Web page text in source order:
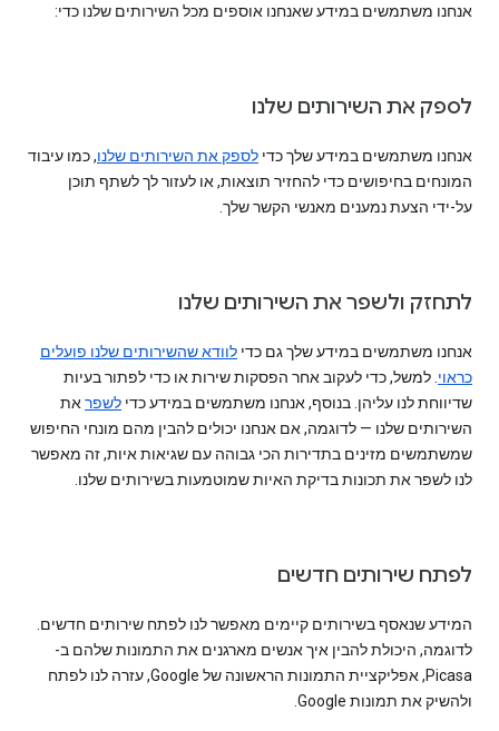
אנחנו משתמשים במידע שאנחנו אוספים מכל השירותים שלנו כדי:
לספק את השירותים שלנו
אנחנו משתמשים במידע שלך כדי לספק את השירותים שלנו, כמו עיבוד
המונחים בחיפושים כדי להחזיר תוצאות, או לעזור לך לשתף תוכן
על-ידי הצעת נמענים מאנשי הקשר שלך.
לתחזק ולשפר את השירותים שלנו
אנחנו משתמשים במידע שלך גם כדי לוודא שהשירותים שלנו פועלים
כראוי . למשל, כדי לעקוב אחר הפסקות שירות או כדי לפתור בעיות
שדיווחת לנו עליהן. בנוסף, אנחנו משתמשים במידע כדי לשפר את
השירותים שלנו — לדוגמה, אם אנחנו יכולים להבין מהם מונחי החיפוש
שמשתמשים מזינים בתדירות הכי גבוהה עם שגיאות איות, זה מאפשר
לנו לשפר את תכונות בדיקת האיות שמוטמעות בשירותים שלנו.
לפתח שירותים חדשים
המידע שנאסף בשירותים קיימים מאפשר לנו לפתח שירותים חדשים.
לדוגמה, היכולת להבין איך אנשים מארגנים את התמונות שלהם ב-
Picasa, אפליקציית התמונות הראשונה של Google, עזרה לנו לפתח
ולהשיק את תמונות Google.